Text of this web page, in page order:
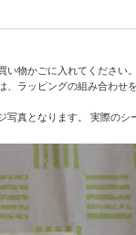
い物かごに入れてください。
、ラッピングの組み合わせ
真となります。 実際のシ